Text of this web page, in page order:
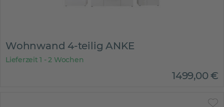
Wohnwand 4-teilig ANKE
Lieferzeit 1 - 2 Wochen
1499,00€